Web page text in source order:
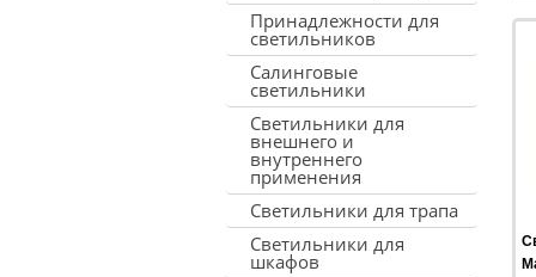
Принадлежности для
светильников
Салинговые
светильники
Светильники для
внешнего и
внутреннего
применения
Светильники для трапа
Светильники для
шкафов